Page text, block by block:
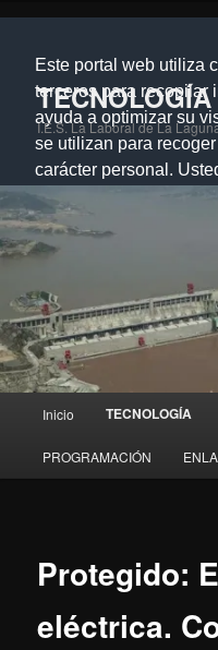
Este portal web utiliza
terceros para recopilar
ayuda a optimizar su
se utilizan para
carácter personal.
uso o rechazarlo,
configuración siempre
Dispone de más
contenido
principalTECNOLOGÍA
I.E.S. La Laboral de La
principal
Inicio TECNOLOGÍA
PROGRAMACIÓN
Protegido:
eléctrica.